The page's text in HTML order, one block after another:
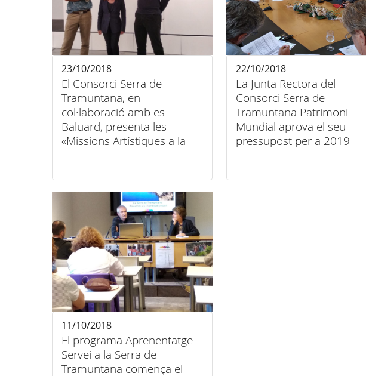
El Consorci Serra de
Tramuntana, en
col·laboració amb es
Baluard, presenta les
«Missions Artístiques a la
23/10/2018
La Junta Rectora del
Consorci Serra de
Tramuntana Patrimoni
Mundial aprova el seu
pressupost per a 2019
22/10/2018
El programa Aprenentatge
Servei a la Serra de
Tramuntana comença el
11/10/2018